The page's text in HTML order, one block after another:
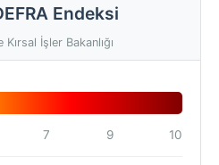
Endeksi
İşler Bakanlığı
7 9 10